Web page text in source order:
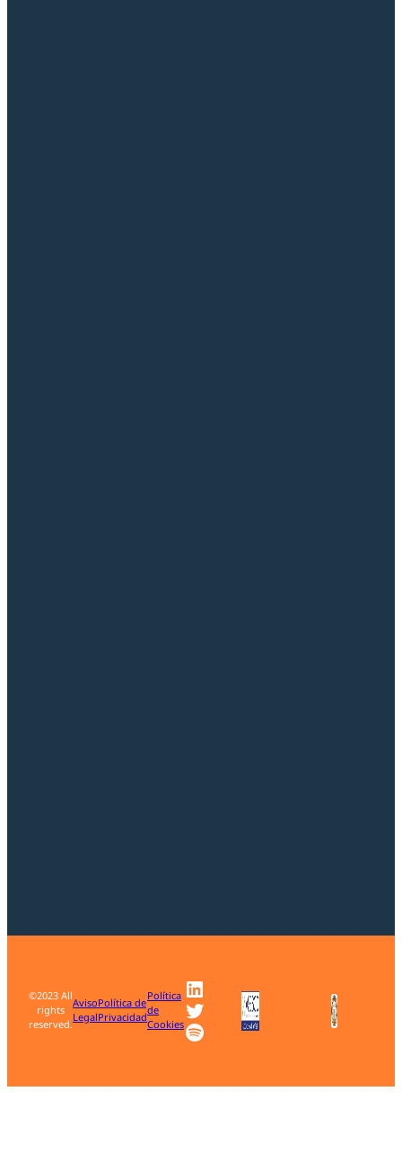
©2023 All
rights
reserved.
Aviso
Legal
Política de
Privacidad
Política
de
Cookies
LinkedIn
Twitter
Spotify